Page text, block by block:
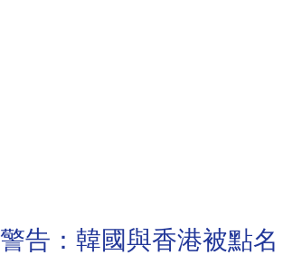
告：韓國與香港被點名